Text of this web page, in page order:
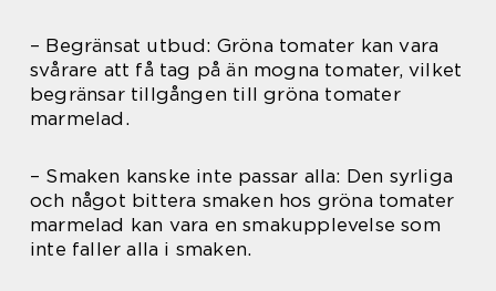
– Begränsat utbud: Gröna tomater kan vara
svårare att få tag på än mogna tomater, vilket
begränsar tillgången till gröna tomater
marmelad.
– Smaken kanske inte passar alla: Den syrliga
och något bittera smaken hos gröna tomater
marmelad kan vara en smakupplevelse som
inte faller alla i smaken.